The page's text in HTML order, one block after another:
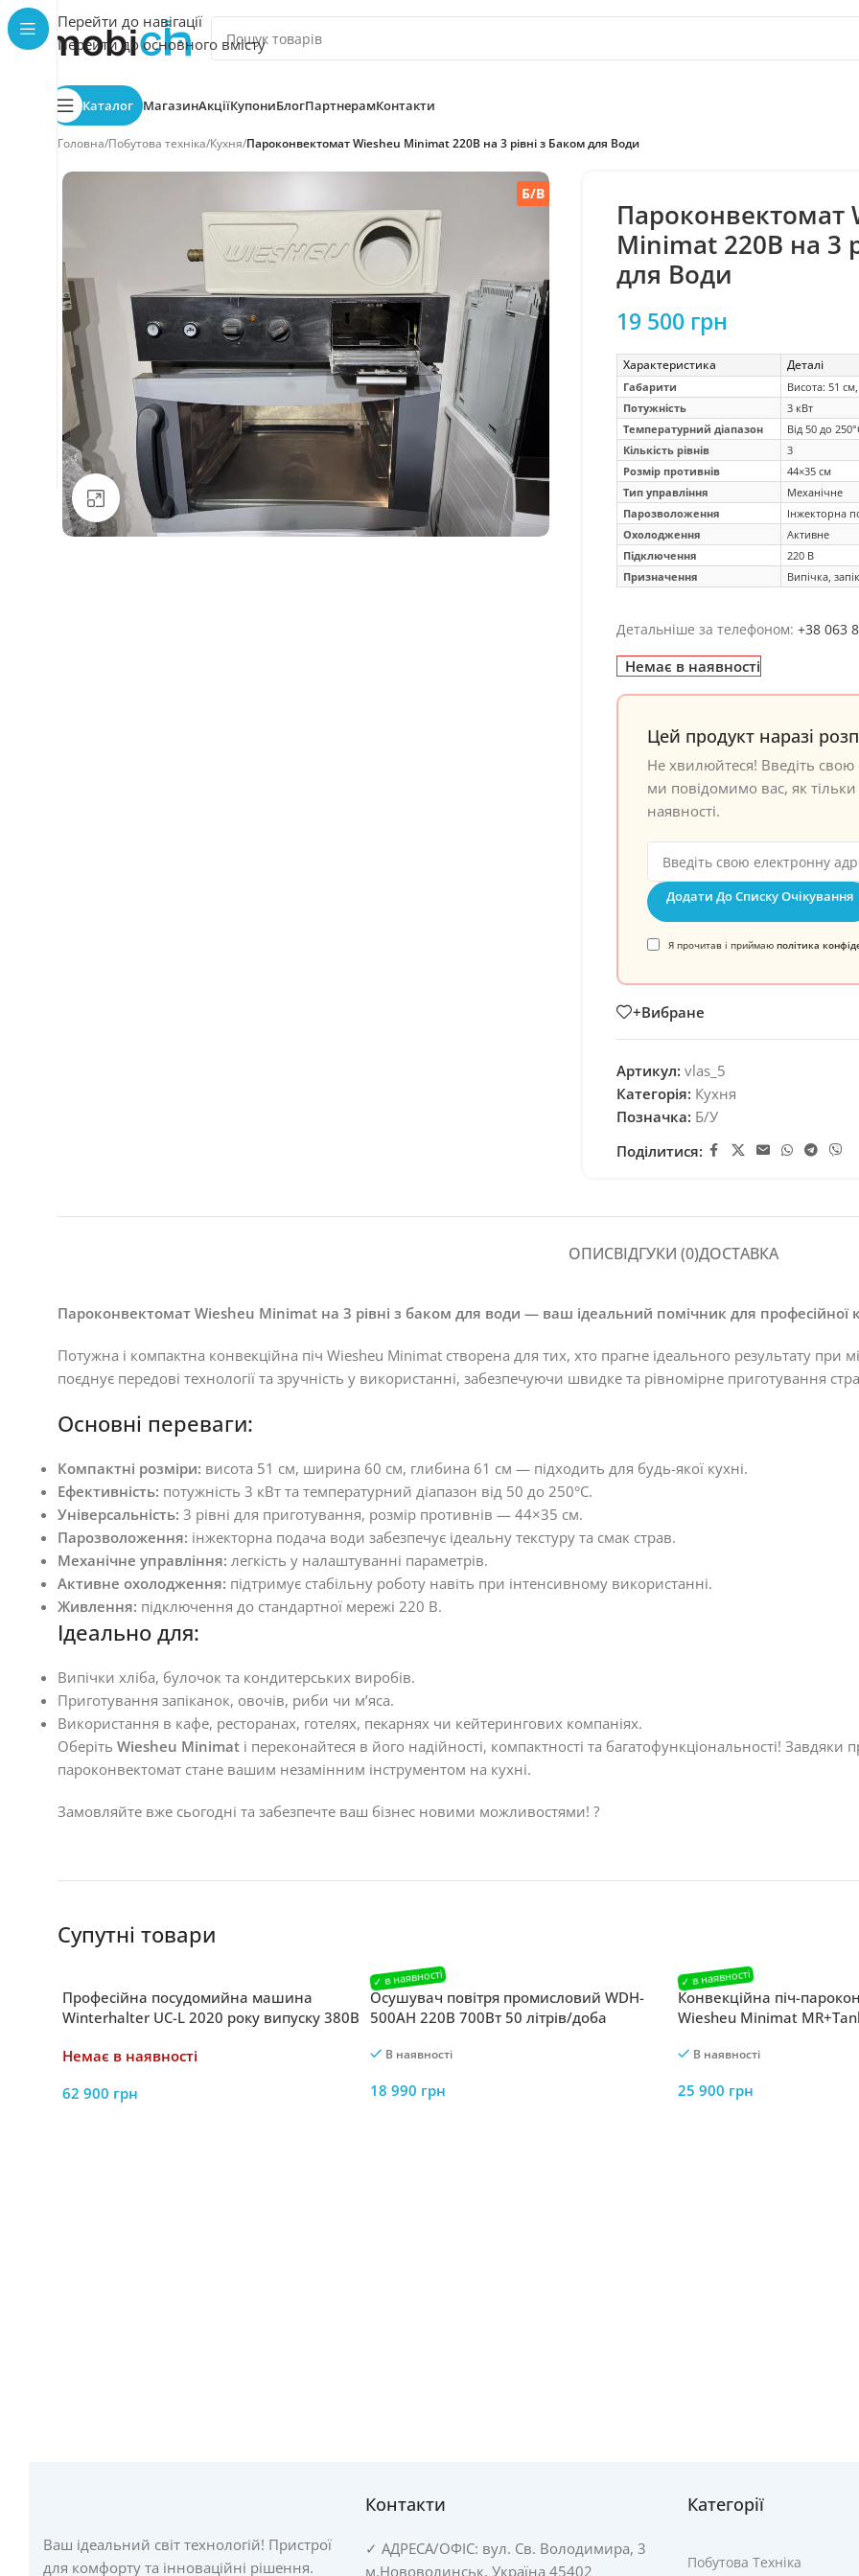
Перейти до навігації
Перейти до основного вмісту
Каталог МагазинАкціїКупониБлогПартнерамКонтакти
Головна/Побутова техніка/Кухня/Пароконвектомат Wiesheu Minimat 220В на 3 рівні з Баком для Води
Натисніть, щоб збільшити
Пароконвектомат
Minimat 220В на 3
для Води
19 500 грн
Характеристика Деталі
Габарити
Висота: 51
Потужність
3 кВт
Температурний діапазон
Від 50 до
Кількість рівнів
3
Розмір противнів
44×35 см
Тип управління
Механічне
Парозволоження
Інжекторна
Охолодження
Активне
Підключення
220 В
Призначення
Випічка,
Детальніше за телефоном: +38 063
Немає в наявності
Цей продукт наразі
Не хвилюйтеся! Введіть свою
ми повідомимо вас, як тільки
наявності.
Додати До Списку Очікування
Я прочитав і приймаю політика
+Вибране
Артикул: vlas_5
Категорія: Кухня
Позначка: Б/У
Поділитися:
ОПИСВІДГУКИ (0)ДОСТАВКА
Пароконвектомат Wiesheu Minimat на 3 рівні з баком для води — ваш ідеальний помічник для професійної
Потужна і компактна конвекційна піч Wiesheu Minimat створена для тих, хто прагне ідеального результату
поєднує передові технології та зручність у використанні, забезпечуючи швидке та рівномірне приготування
Основні переваги:
Компактні розміри: висота 51 см, ширина 60 см, глибина 61 см — підходить для будь-якої кухні.
Ефективність: потужність 3 кВт та температурний діапазон від 50 до 250°C.
Універсальність: 3 рівні для приготування, розмір противнів — 44×35 см.
Парозволоження: інжекторна подача води забезпечує ідеальну текстуру та смак страв.
Механічне управління: легкість у налаштуванні параметрів.
Активне охолодження: підтримує стабільну роботу навіть при інтенсивному використанні.
Живлення: підключення до стандартної мережі 220 В.
Ідеально для:
Випічки хліба, булочок та кондитерських виробів.
Приготування запіканок, овочів, риби чи м’яса.
Використання в кафе, ресторанах, готелях, пекарнях чи кейтерингових компаніях.
Оберіть Wiesheu Minimat і переконайтеся в його надійності, компактності та багатофункціональності! Завдяки
пароконвектомат стане вашим незамінним інструментом на кухні.
Замовляйте вже сьогодні та забезпечте ваш бізнес новими можливостями! ?
Супутні товари
Професійна посудомийна машина
Winterhalter UC-L 2020 року випуску 380В
Немає в наявності
62 900 грн
Осушувач повітря промисловий WDH-
500AH 220В 700Вт 50 літрів/доба
В наявності
18 990 грн
Конвекційна піч-
Wiesheu Minimat
В наявності
25 900 грн
Ваш ідеальний світ технологій! Пристрої
для комфорту та інноваційні рішення.
Контакти
✓ АДРЕСА/ОФІС: вул. Св. Володимира, 3
м.Нововолинськ, Україна 45402
Категорії
Побутова Техніка